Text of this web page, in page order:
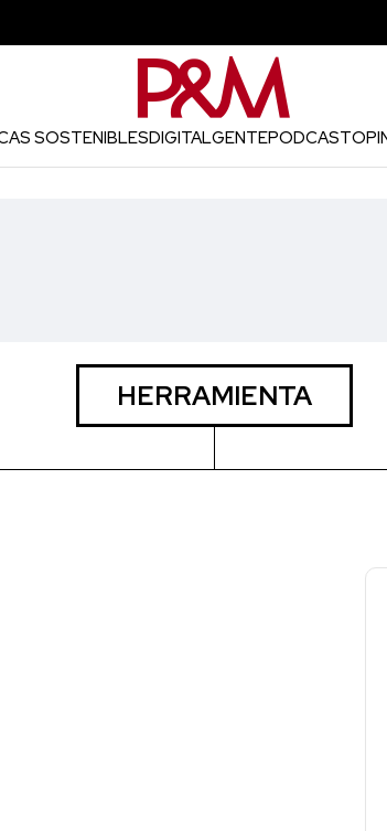
SOSTENIBLESDIGITALGENTEPODCAST
HERRAMIENTA